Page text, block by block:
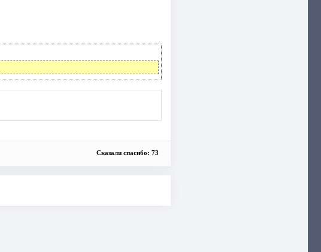
Сказали спасибо: 73